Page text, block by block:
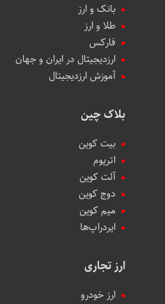
بانک و ارز
طلا و ارز
فارکس
ارزدیجیتال در ایران و جهان
آموزش ارزدیجیتال
بلاک چین
بیت کوین
اتریوم
آلت کوین
دوج کوین
میم کوین‌
ایردراپ‌ها
ارز تجاری
ارز خودرو